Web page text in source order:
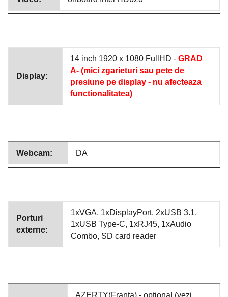
Display:
14 inch 1920 x 1080 FullHD - GRAD
A- (mici zgarieturi sau pete de
presiune pe display - nu afecteaza
functionalitatea)
Webcam: DA
Porturi
externe:
1xVGA, 1xDisplayPort, 2xUSB 3.1,
1xUSB Type-C, 1xRJ45, 1xAudio
Combo, SD card reader
AZERTY(Franta) - optional (vezi